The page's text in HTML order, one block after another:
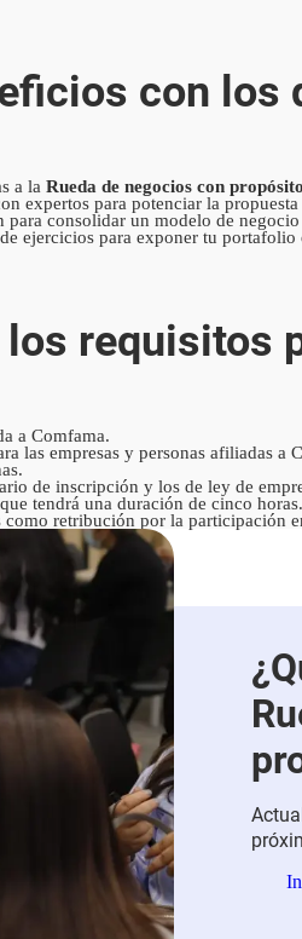
con los
a la Rueda de negocios con propósito
expertos para potenciar la
para consolidar un modelo de negocio
ejercicios para exponer tu portafolio
los requisitos
a Comfama.
las empresas y personas afiliadas
de inscripción y los de ley de
tendrá una duración de cinco horas.
retribución por la participación